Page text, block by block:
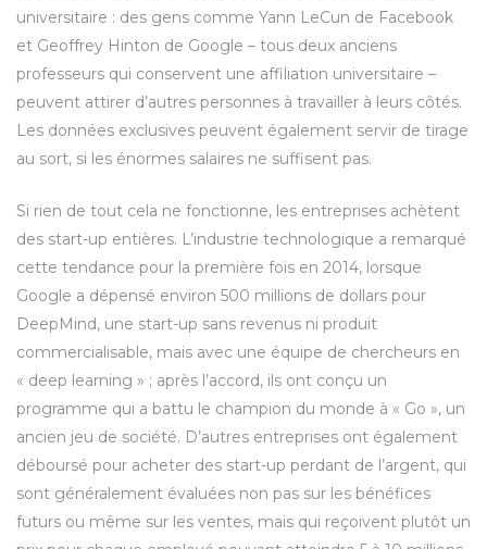
universitaire : des gens comme Yann LeCun de Facebook
et Geoffrey Hinton de Google – tous deux anciens
professeurs qui conservent une affiliation universitaire –
peuvent attirer d’autres personnes à travailler à leurs côtés.
Les données exclusives peuvent également servir de tirage
au sort, si les énormes salaires ne suffisent pas.
Si rien de tout cela ne fonctionne, les entreprises achètent
des start-up entières. L’industrie technologique a remarqué
cette tendance pour la première fois en 2014, lorsque
Google a dépensé environ 500 millions de dollars pour
DeepMind, une start-up sans revenus ni produit
commercialisable, mais avec une équipe de chercheurs en
« deep learning » ; après l’accord, ils ont conçu un
programme qui a battu le champion du monde à « Go », un
ancien jeu de société. D’autres entreprises ont également
déboursé pour acheter des start-up perdant de l’argent, qui
sont généralement évaluées non pas sur les bénéfices
futurs ou même sur les ventes, mais qui reçoivent plutôt un